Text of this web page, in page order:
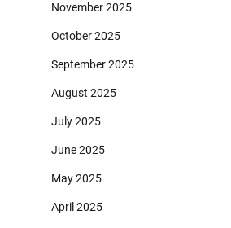
November 2025
October 2025
September 2025
August 2025
July 2025
June 2025
May 2025
April 2025